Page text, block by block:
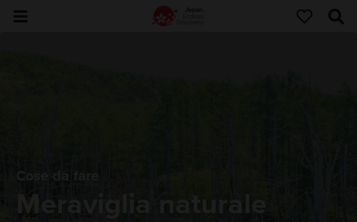
Cose da fare
Meraviglia naturale